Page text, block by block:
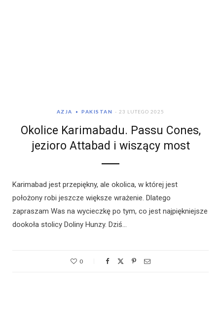
AZJA PAKISTAN 23 LUTEGO 2025
Okolice Karimabadu. Passu Cones,
jezioro Attabad i wiszący most
Karimabad jest przepiękny, ale okolica, w której jest
położony robi jeszcze większe wrażenie. Dlatego
zapraszam Was na wycieczkę po tym, co jest najpiękniejsze
dookoła stolicy Doliny Hunzy. Dziś…
0